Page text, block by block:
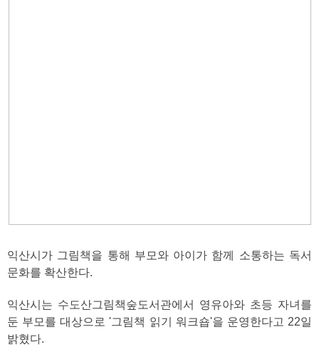
익산시가 그림책을 통해 부모와 아이가 함께 소통하는 독서
문화를 확산한다.
익산시는 수도산그림책숲도서관에서 영유아와 초등 자녀를
둔 부모를 대상으로 '그림책 읽기 워크숍'을 운영한다고 22일
밝혔다.